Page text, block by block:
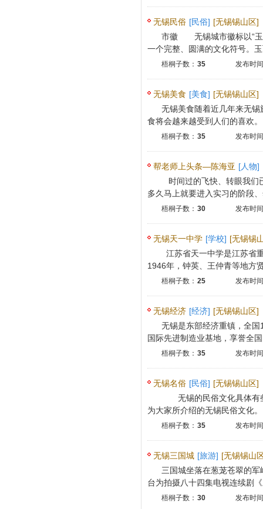
无锡民俗 [民俗] [无锡锡山区]
市徽 无锡城市徽标以“玉
一个完整、圆满的文化符号。
梧桐子数： 35 发布时
无锡美食 [美食] [无锡锡山区]
无锡美食随着近几年来无
食将会越来越受到人们的喜欢
梧桐子数： 35 发布时
帮老师上头条—陈海亚 [人物]
时间过的飞快、转眼我们
多久马上就要进入实习的阶段
梧桐子数： 30 发布时
无锡天一中学 [学校] [无锡锡
江苏省天一中学是江苏省
1946年，钟英、王仲青等地方
梧桐子数： 25 发布时
无锡经济 [经济] [无锡锡山区]
无锡是东部经济重镇，全
国际先进制造业基地，享誉全
梧桐子数： 35 发布时
无锡名俗 [民俗] [无锡锡山区]
无锡的民俗文化具体有
为大家所介绍的无锡民俗文
梧桐子数： 35 发布时
无锡三国城 [旅游] [无锡锡山
三国城坐落在葱茏苍翠的
台为拍摄八十四集电视连续剧
梧桐子数： 30 发布时